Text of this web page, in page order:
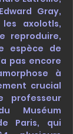
Gray,
axolotls,
reproduire,
espèce de
pas encore
à
crucial
professeur
Muséum
Paris, qui